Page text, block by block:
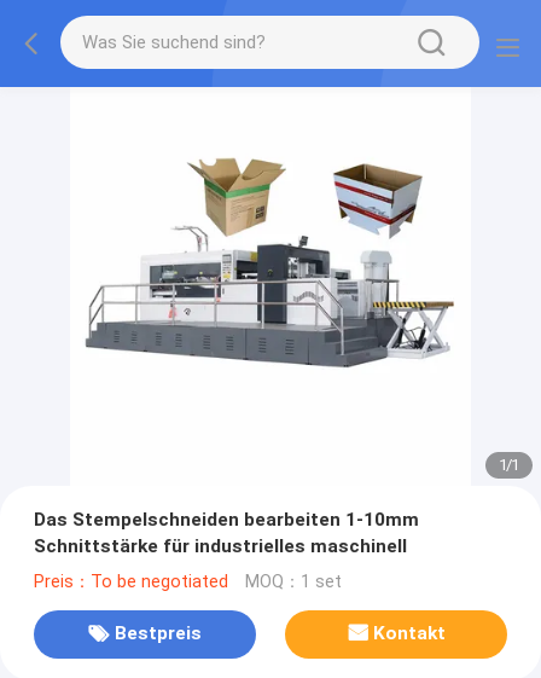
1/1
Das Stempelschneiden bearbeiten 1-10mm
Schnittstärke für industrielles maschinell
Preis：To be negotiated MOQ：1 set
Bestpreis Kontakt